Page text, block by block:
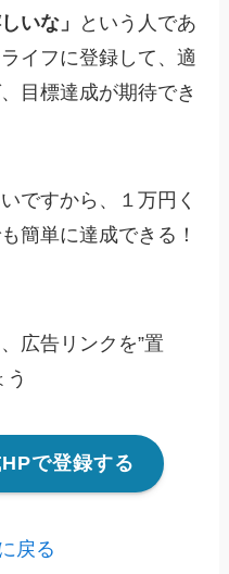
いな」
という人であ
イフに登録して、適
目標達成が期待でき
ですから、１万円く
簡単に達成できる！
広告リンクを”置
う
で登録する
戻る